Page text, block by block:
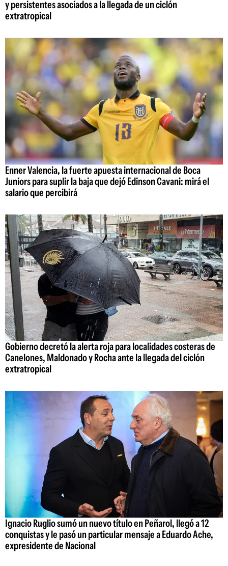
y persistentes asociados a la llegada de un ciclón
extratropical
Enner Valencia, la fuerte apuesta internacional de Boca
Juniors para suplir la baja que dejó Edinson Cavani: mirá el
salario que percibirá
Gobierno decretó la alerta roja para localidades costeras de
Canelones, Maldonado y Rocha ante la llegada del ciclón
extratropical
Ignacio Ruglio sumó un nuevo título en Peñarol, llegó a 12
conquistas y le pasó un particular mensaje a Eduardo Ache,
expresidente de Nacional